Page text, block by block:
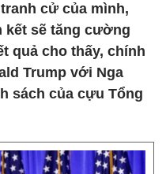
cử của mình,
kết sẽ tăng cường
quả cho thấy, chính
Trump với Nga
sách của cựu Tổng